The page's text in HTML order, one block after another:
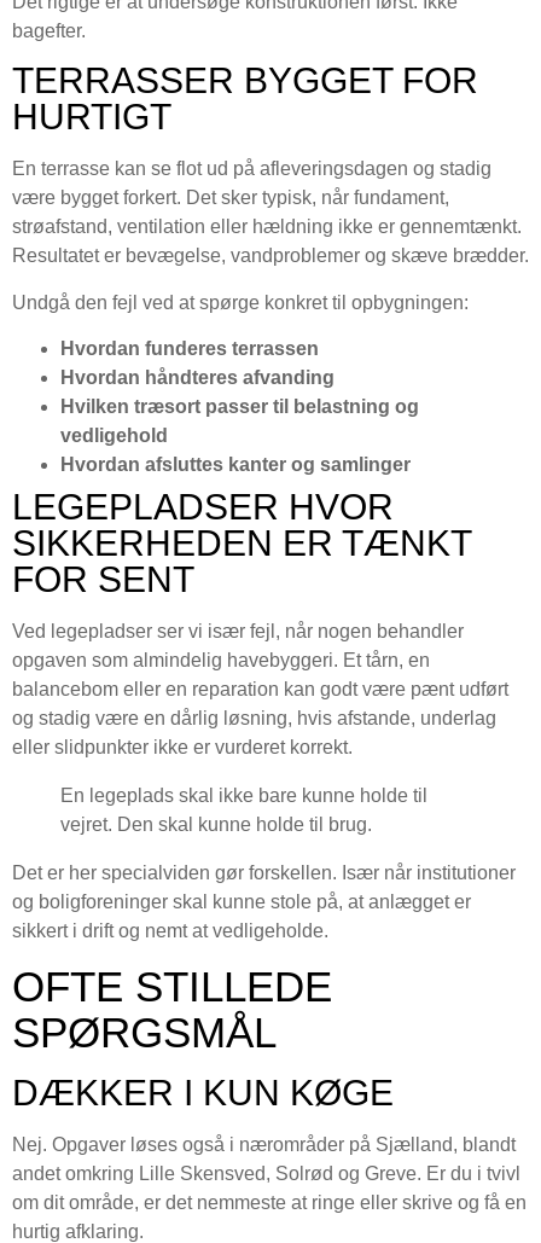
bagefter.
TERRASSER BYGGET FOR
HURTIGT
En terrasse kan se flot ud på afleveringsdagen og stadig
være bygget forkert. Det sker typisk, når fundament,
strøafstand, ventilation eller hældning ikke er gennemtænkt.
Resultatet er bevægelse, vandproblemer og skæve brædder.
Undgå den fejl ved at spørge konkret til opbygningen:
Hvordan funderes terrassen
Hvordan håndteres afvanding
Hvilken træsort passer til belastning og
vedligehold
Hvordan afsluttes kanter og samlinger
LEGEPLADSER HVOR
SIKKERHEDEN ER TÆNKT
FOR SENT
Ved legepladser ser vi især fejl, når nogen behandler
opgaven som almindelig havebyggeri. Et tårn, en
balancebom eller en reparation kan godt være pænt udført
og stadig være en dårlig løsning, hvis afstande, underlag
eller slidpunkter ikke er vurderet korrekt.
En legeplads skal ikke bare kunne holde til
vejret. Den skal kunne holde til brug.
Det er her specialviden gør forskellen. Især når institutioner
og boligforeninger skal kunne stole på, at anlægget er
sikkert i drift og nemt at vedligeholde.
OFTE STILLEDE
SPØRGSMÅL
DÆKKER I KUN KØGE
Nej. Opgaver løses også i nærområder på Sjælland, blandt
andet omkring Lille Skensved, Solrød og Greve. Er du i tvivl
om dit område, er det nemmeste at ringe eller skrive og få en
hurtig afklaring.